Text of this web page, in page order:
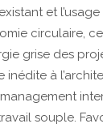
et
circulaire,
grise des
inédite à
souple.